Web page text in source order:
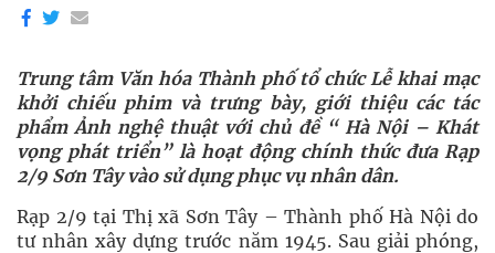
Trung tâm Văn hóa Thành phố tổ chức Lễ khai mạc
khởi chiếu phim và trưng bày, giới thiệu các tác
phẩm Ảnh nghệ thuật với chủ đề “ Hà Nội – Khát
vọng phát triển” là hoạt động chính thức đưa Rạp
2/9 Sơn Tây vào sử dụng phục vụ nhân dân.
Rạp 2/9 tại Thị xã Sơn Tây – Thành phố Hà Nội do
tư nhân xây dựng trước năm 1945. Sau giải phóng,